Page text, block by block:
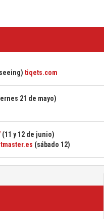
tiqets.com
21 de mayo)
(11 y 12 de junio)
(sábado 12)